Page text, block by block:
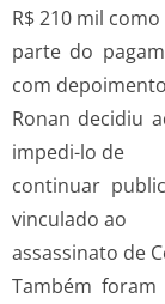
R$ 210 mil como
parte do
com
Ronan decidiu
impedi-lo de
continuar
vinculado ao
assassinato de
Também foram